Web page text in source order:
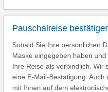
Pauschalreise
Sobald Sie Ihre persönlichen
Maske eingegeben haben und
Ihre Reise als verbindlich. Wir
eine E-Mail-Bestätigung.
mit Ihnen auf dem